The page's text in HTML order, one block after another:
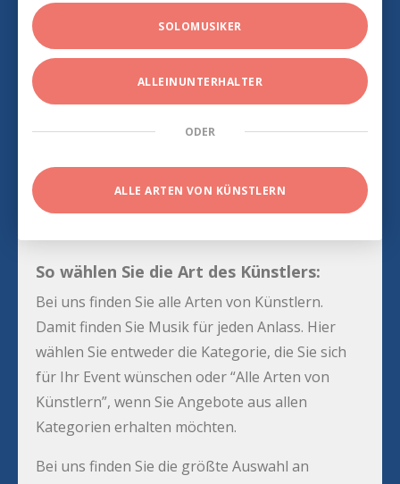
SOLOMUSIKER
ALLEINUNTERHALTER
ODER
ALLE ARTEN VON KÜNSTLERN
So wählen Sie die Art des Künstlers:
Bei uns finden Sie alle Arten von Künstlern.
Damit finden Sie Musik für jeden Anlass. Hier
wählen Sie entweder die Kategorie, die Sie sich
für Ihr Event wünschen oder “Alle Arten von
Künstlern”, wenn Sie Angebote aus allen
Kategorien erhalten möchten.
Bei uns finden Sie die größte Auswahl an